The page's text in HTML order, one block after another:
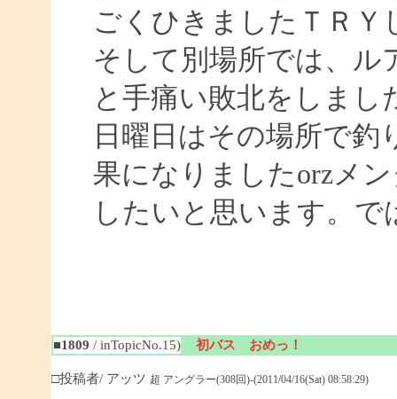
ごくひきましたＴＲ
そして別場所では、ル
と手痛い敗北をしまし
日曜日はその場所で
果になりましたorzメ
したいと思います。で
■1809 / inTopicNo.15) 初バス おめっ！
□投稿者/ アッツ 超 アングラー(308回)-(2011/04/16(Sat) 08:58:29)